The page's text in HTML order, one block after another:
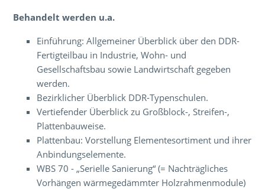
Behandelt werden u.a.
Einführung: Allgemeiner Überblick über den DDR-
Fertigteilbau in Industrie, Wohn- und
Gesellschaftsbau sowie Landwirtschaft gegeben
werden.
Bezirklicher Überblick DDR-Typenschulen.
Vertiefender Überblick zu Großblock-, Streifen-,
Plattenbauweise.
Plattenbau: Vorstellung Elementesortiment und ihrer
Anbindungselemente.
WBS 70 - „Serielle Sanierung“ (= Nachträgliches
Vorhängen wärmegedämmter Holzrahmenmodule)